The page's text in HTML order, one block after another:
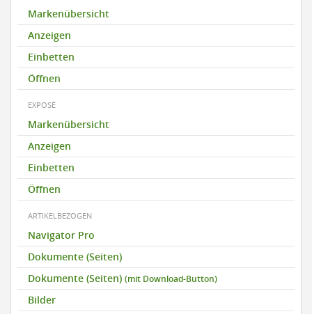
Markenübersicht
Anzeigen
Einbetten
Öffnen
EXPOSÉ
Markenübersicht
Anzeigen
Einbetten
Öffnen
ARTIKELBEZOGEN
Navigator Pro
Dokumente (Seiten)
Dokumente (Seiten) (mit Download-Button)
Bilder